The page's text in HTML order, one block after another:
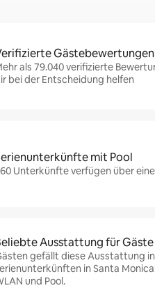
Gästebewertungen
als 79.040 verifizierte
bei der Entscheidung helfen
mit Pool
Unterkünfte verfügen über
Ausstattung für Gäste
gefällt diese Ausstattung in
in Santa
und Pool.